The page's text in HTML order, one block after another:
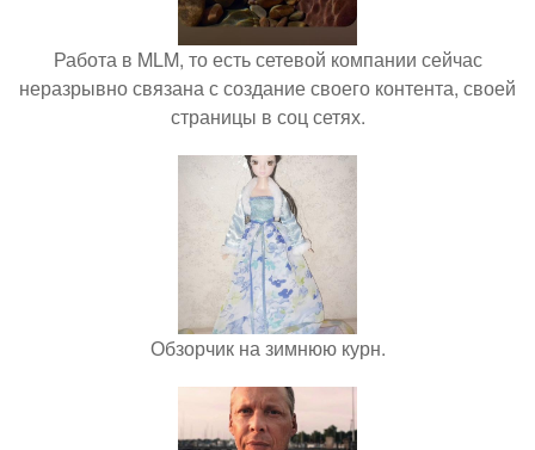
Работа в MLM, то есть сетевой компании сейчас
неразрывно связана с создание своего контента, своей
страницы в соц сетях.
Обзорчик на зимнюю курн.